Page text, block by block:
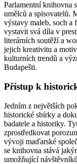
Parlamentní knihovna
umělců a spisovatelů.
výstavy maleb, soch a
vystavit svá díla v
literárních soutěží a
jejich kreativitu a
kulturních trendů a
Budapešti.
Přístup k
Jedním z největších
historické sbírky a
badatele a historiky.
zprostředkovat
vývoji maďarské
se knihovna stává
umožňující